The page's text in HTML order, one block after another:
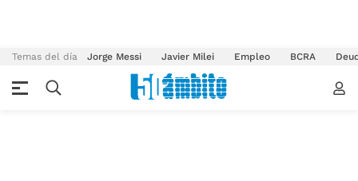
Temas del día Jorge Messi Javier Milei Empleo BCRA